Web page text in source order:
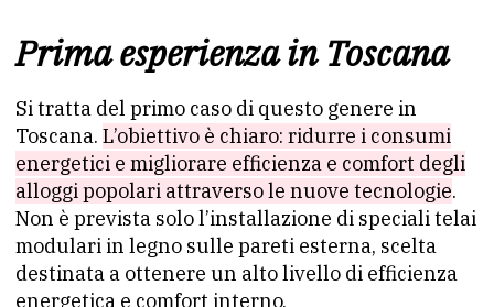
Prima esperienza in Toscana
Si tratta del primo caso di questo genere in
Toscana. L’obiettivo è chiaro: ridurre i consumi
energetici e migliorare efficienza e comfort degli
alloggi popolari attraverso le nuove tecnologie.
Non è prevista solo l’installazione di speciali telai
modulari in legno sulle pareti esterna, scelta
destinata a ottenere un alto livello di efficienza
energetica e comfort interno.